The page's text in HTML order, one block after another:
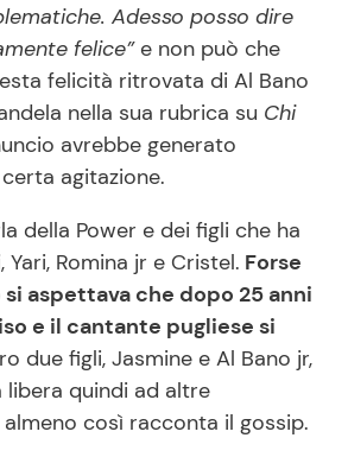
Adesso posso dire
felice”e non può che
felicità ritrovata di Al Bano
nella sua rubrica su Chi
avrebbe generato
agitazione.
della Power e dei figli che ha
Romina jr e Cristel. Forse
aspettava che dopo 25 anni
e il cantante pugliese si
due figli, Jasmine e Al Bano jr,
libera quindi ad altre
così racconta il gossip.